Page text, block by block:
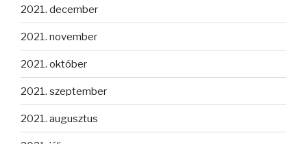
2021. december
2021. november
2021. október
2021. szeptember
2021. augusztus